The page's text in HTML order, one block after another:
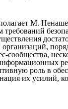
М.
сообщества,
роль в
их усилий,